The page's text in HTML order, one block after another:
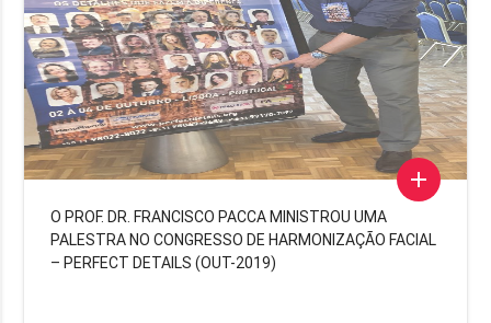
add
O PROF. DR. FRANCISCO PACCA MINISTROU UMA
PALESTRA NO CONGRESSO DE HARMONIZAÇÃO FACIAL
– PERFECT DETAILS (OUT-2019)